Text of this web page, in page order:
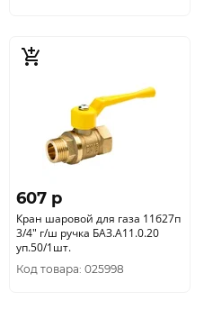
607 p
Кран шаровой для газа 11б27п
3/4" г/ш ручка БАЗ.А11.0.20
уп.50/1шт.
Код товара: 025998